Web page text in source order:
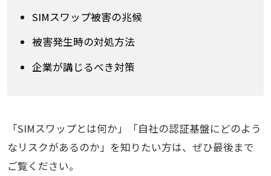
SIMスワップ被害の兆候
被害発生時の対処方法
企業が講じるべき対策
「SIMスワップとは何か」「自社の認証基盤にどのよう
なリスクがあるのか」を知りたい方は、ぜひ最後まで
ご覧ください。